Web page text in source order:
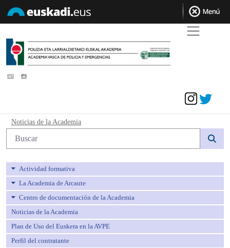
eu
es
Noticias de la Academia - avpe
Noticias de la Academia
Búsqueda web
Actividad formativa
La Academia de Arcaute
Centro de documentación de la Academia
Noticias de la Academia
Plan de Uso del Euskera en la AVPE
Perfil del contratante